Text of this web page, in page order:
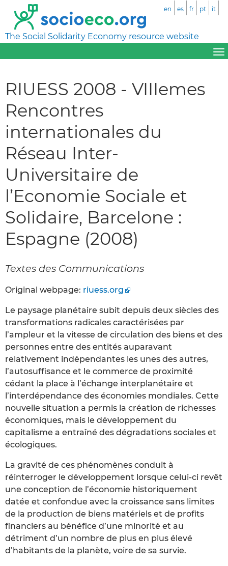
The Social Solidarity Economy resource website
en es fr pt it
RIUESS 2008 - VIIIemes
Rencontres
internationales du
Réseau Inter-
Universitaire de
l’Economie Sociale et
Solidaire, Barcelone :
Espagne (2008)
Textes des Communications
Original webpage: riuess.org
Le paysage planétaire subit depuis deux siècles des
transformations radicales caractérisées par
l’ampleur et la vitesse de circulation des biens et des
personnes entre des entités auparavant
relativement indépendantes les unes des autres,
l’autosuffisance et le commerce de proximité
cédant la place à l’échange interplanétaire et
l’interdépendance des économies mondiales. Cette
nouvelle situation a permis la création de richesses
économiques, mais le développement du
capitalisme a entraîné des dégradations sociales et
écologiques.
La gravité de ces phénomènes conduit à
réinterroger le développement lorsque celui-ci revêt
une conception de l’économie historiquement
datée et confondue avec la croissance sans limites
de la production de biens matériels et de profits
financiers au bénéfice d’une minorité et au
détriment d’un nombre de plus en plus élevé
d’habitants de la planète, voire de sa survie.